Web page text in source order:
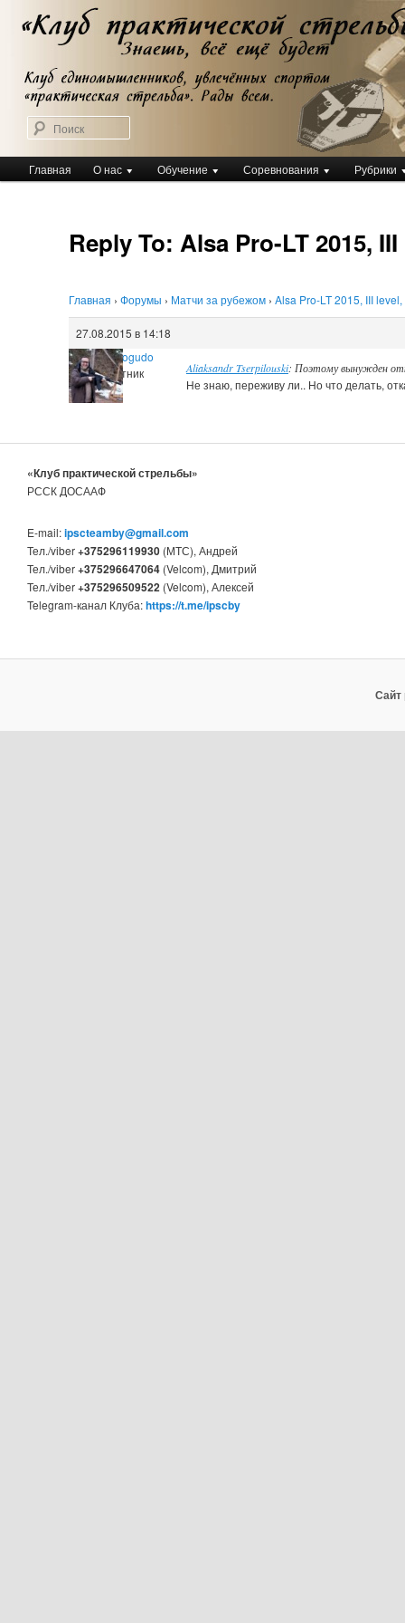
Перейти
основному
содержимому
Клуб практической стрельбы
Клуб практической стрельбы
Главное
меню
Главная О нас Обучение Соревнования Рубрики
Reply To: Alsa Pro-LT 2015,
Главная › Форумы › Матчи за рубежом › Alsa Pro-LT 2015, III
27.08.2015 в 14:18
Sergey Pogudo
Участник
Aliaksandr Tserpilouski: Поэтому вынужден
Не знаю, переживу ли.. Но что делать,
«Клуб практической стрельбы»
РССК ДОСААФ
E-mail:ipscteamby@gmail.com
Тел./viber+375296119930 (МТС), Андрей
Тел./viber+375296647064 (Velcom), Дмитрий
Тел./viber+375296509522 (Velcom), Алексей
Telegram-канал Клуба:https://t.me/ipscby
Сайт